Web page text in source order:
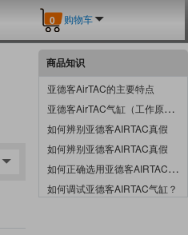
0 购物车
商品知识
亚德客AirTAC的主要特点
亚德客AirTAC气缸（工作原理）
如何辨别亚德客AIRTAC真假
如何辨别亚德客AIRTAC真假
如何正确选用亚德客AIRTAC感应开关？
如何调试亚德客AIRTAC气缸？